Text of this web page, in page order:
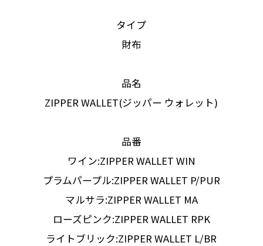
タイプ
財布
品名
ZIPPER WALLET(ジッパー ウォレット)
品番
ワイン:ZIPPER WALLET WIN
プラムパープル:ZIPPER WALLET P/PUR
マルサラ:ZIPPER WALLET MA
ローズピンク:ZIPPER WALLET RPK
ライトブリック:ZIPPER WALLET L/BR